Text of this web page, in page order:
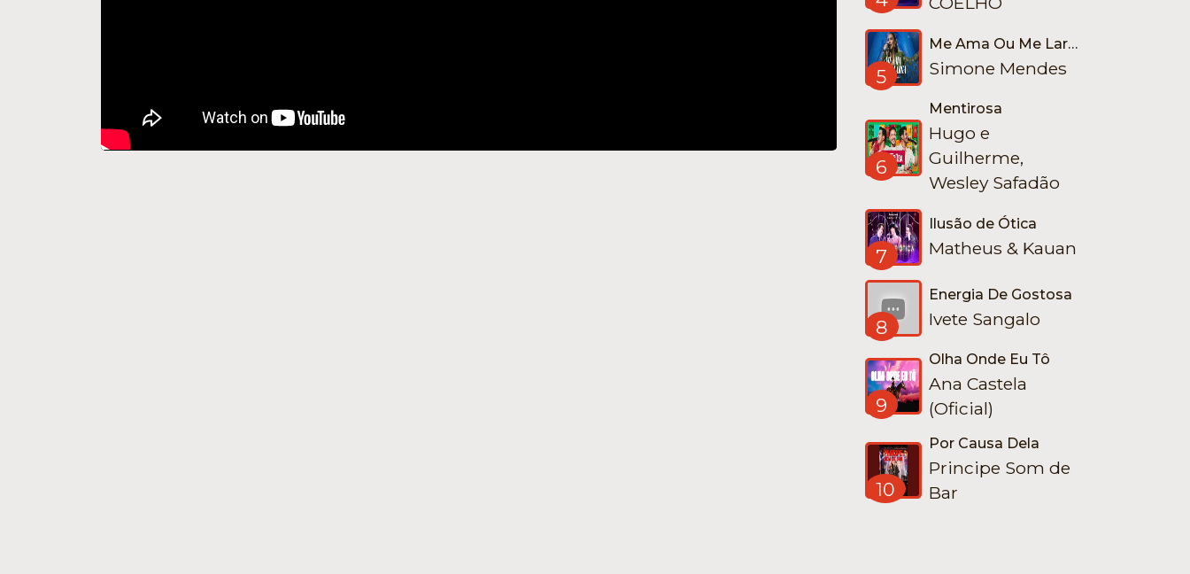
5
Me Ama Ou Me Larga
Simone Mendes
6
Mentirosa
Hugo e
Guilherme,
Wesley Safadão
7
Ilusão de Ótica
Matheus & Kauan
8
Energia De Gostosa
Ivete Sangalo
9
Olha Onde Eu Tô
Ana Castela
(Oficial)
10
Por Causa Dela
Principe Som de
Bar